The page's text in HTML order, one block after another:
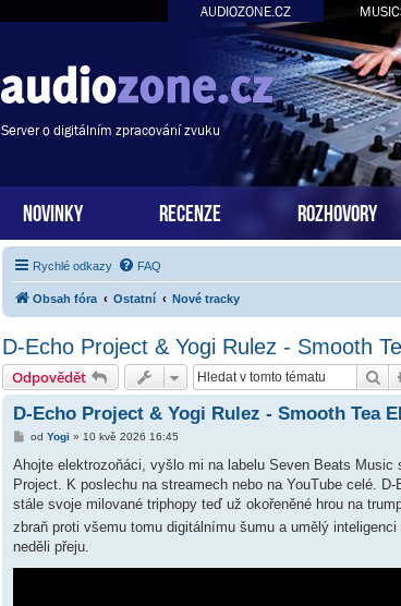
AUDIOZONE.CZ
Server o digitálním zpracování zvuku
NOVINKY RECENZE ROZHOVORY
Rychlé odkazy FAQ
Obsah fóra Ostatní Nové tracky
D-Echo Project & Yogi Rulez - Smooth
Odpovědět
D-Echo Project & Yogi Rulez - Smooth Tea
P
í
p
ě
e
od Yogi » 10 kvě 2026 16:45
Ahojte elektrozoňáci, vyšlo mi na labelu Seven Beats
Project. K poslechu na streamech nebo na YouTube celé.
stále svoje milované triphopy teď už okořeněné hrou na
zbraň proti všemu tomu digitálnímu šumu a umělý inteligenci
neděli přeju.